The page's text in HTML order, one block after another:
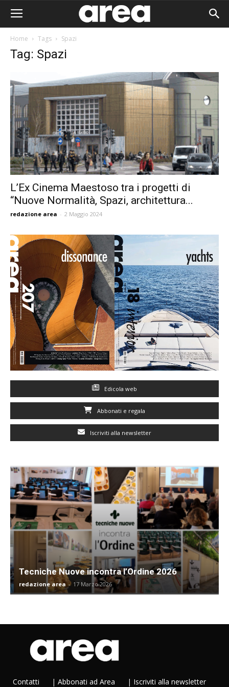
Home Tags Spazi
Tag: Spazi
L’Ex Cinema Maestoso tra i progetti di
“Nuove Normalità, Spazi, architettura...
redazione area - 2 Maggio 2024
Edicola web
Abbonati e regala
Iscriviti alla newsletter
Tecniche Nuove incontra l’Ordine 2026
redazione area - 17 Marzo 2026
Contatti | Abbonati ad Area | Iscriviti alla newsletter